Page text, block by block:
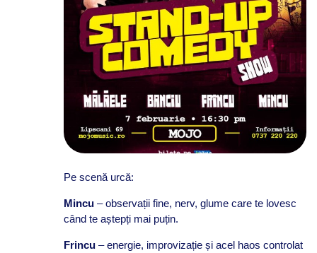
Pe scenă urcă:
Mincu– observații fine, nerv, glume care te lovesc
când te aștepți mai puțin.
Frincu– energie, improvizație și acel haos controlat